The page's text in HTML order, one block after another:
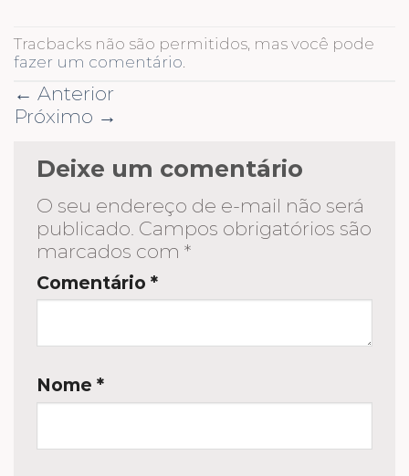
Tracbacks não são permitidos, mas você pode
fazer um comentário.
← Anterior
Próximo →
Deixe um comentário
O seu endereço de e-mail não será
publicado. Campos obrigatórios são
marcados com *
Comentário *
Nome *